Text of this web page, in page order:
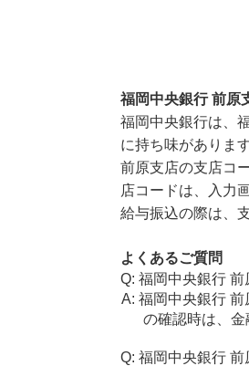
福岡中央銀行 前原
福岡中央銀行は、
に持ち味があります
前原支店の支店コ
店コードは、入力
給与振込の際は、
よくあるご質問
福岡中央銀行 前
福岡中央銀行
の確認時は、金
福岡中央銀行 前